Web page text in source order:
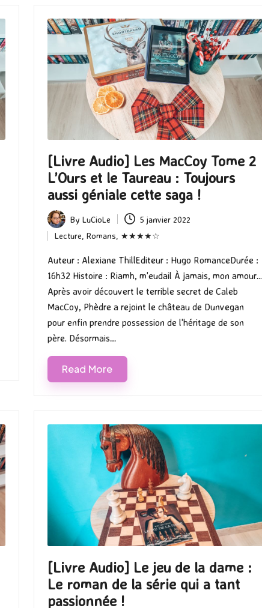
[Livre Audio] Les MacCoy Tome 2
L’Ours et le Taureau : Toujours
aussi géniale cette saga !
Posted
by
By LuCioLe 5 janvier 2022
Posted
in
Lecture Romans ★★★★☆
Auteur : Alexiane ThillEditeur : Hugo RomanceDurée :
16h32 Histoire : Riamh, m'eudail À jamais, mon amour...
Après avoir découvert le terrible secret de Caleb
MacCoy, Phèdre a rejoint le château de Dunvegan
pour enfin prendre possession de l'héritage de son
père. Désormais…
Read More
[Livre Audio] Le jeu de la dame :
Le roman de la série qui a tant
passionnée !